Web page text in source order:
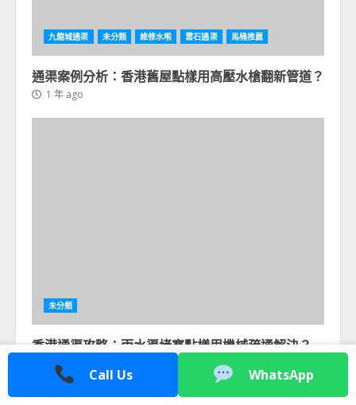
九龍城通渠 未分類 維修水喉 雲石通渠 馬桶推薦
通渠案例分析：香港舊屋點樣用高壓水槍翻新管道？
1 年 ago
未分類
香港通渠攻略：雨水渠堵塞點樣用機械疏通解決？
1 年 ago
Call Us WhatsApp